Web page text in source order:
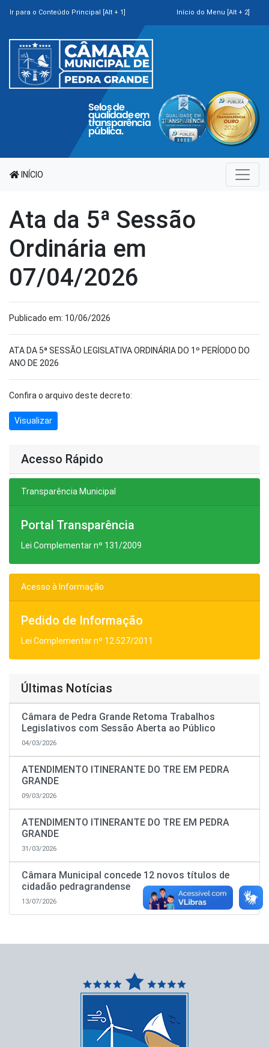
Ir para o Conteúdo Principal [Alt + 1] Início do Menu [Alt + 2]
INÍCIO
Ata da 5ª Sessão
Ordinária em
07/04/2026
Publicado em: 10/06/2026
ATA DA 5ª SESSÃO LEGISLATIVA ORDINÁRIA DO 1º PERÍODO DO
ANO DE 2026
Confira o arquivo deste decreto:
Visualizar
Acesso Rápido
Transparência Municipal
Portal Transparência
Lei Complementar nº 131/2009
Acesso à Informação
Pedido de Informação
Lei Complementar nº 12.527/2011
Últimas Notícias
Câmara de Pedra Grande Retoma Trabalhos
Legislativos com Sessão Aberta ao Público
04/03/2026
ATENDIMENTO ITINERANTE DO TRE EM PEDRA
GRANDE
09/03/2026
ATENDIMENTO ITINERANTE DO TRE EM PEDRA
GRANDE
31/03/2026
Câmara Municipal concede 12 novos títulos de
cidadão pedragrandense
13/07/2026